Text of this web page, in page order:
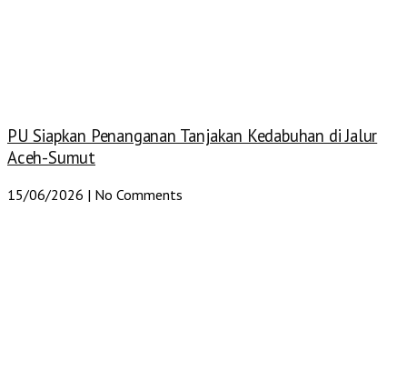
PU Siapkan Penanganan Tanjakan Kedabuhan di Jalur
Aceh-Sumut
15/06/2026 No Comments